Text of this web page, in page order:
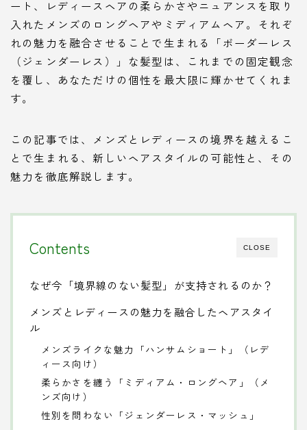
ート、レディースヘアの柔らかさやニュアンスを取り
入れたメンズのロングヘアやミディアムヘア。それぞ
れの魅力を融合させることで生まれる「ボーダーレス
（ジェンダーレス）」な髪型は、これまでの固定観念
を覆し、あなただけの個性を最大限に輝かせてくれま
す。
この記事では、メンズとレディースの境界を越えるこ
とで生まれる、新しいヘアスタイルの可能性と、その
魅力を徹底解説します。
CLOSE
Contents
なぜ今「境界線のない髪型」が支持されるのか？
メンズとレディースの魅力を融合したヘアスタイ
ル
メンズライクな魅力「ハンサムショート」（レデ
ィース向け）
柔らかさを纏う「ミディアム・ロングヘア」（メ
ンズ向け）
性別を問わない「ジェンダーレス・マッシュ」